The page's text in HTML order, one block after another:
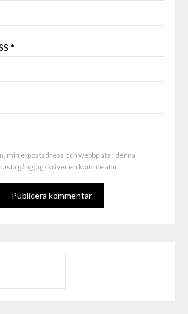
*
min e-postadress och webbplats i denna
gång jag skriver en kommentar.